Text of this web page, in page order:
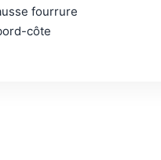
fourrure
côte